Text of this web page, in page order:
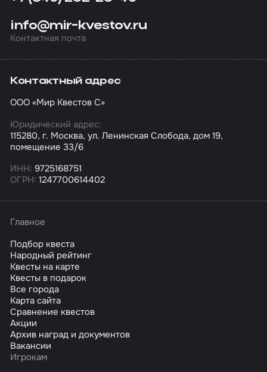
info@mir-kvestov.ru
Контактная почта
Контактный адрес
ООО «Мир Квестов С»
Юридический адрес:
115280, г. Москва, ул. Ленинская Слобода, дом 19,
помещение 33/6
ИНН: 9725168751
ОГРН: 1247700614402
Главное
Подбор квеста
Народный рейтинг
Квесты на карте
Квесты в подарок
Все города
Карта сайта
Сравнение квестов
Акции
Архив наград и документов
Вакансии
Игрокам